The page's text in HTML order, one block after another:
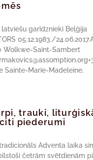
garīdznieki Beļģija
05.12.1983./
Wolkwe-Saint-Sambert
Sainte-Marie-Madeleine,
trauki,
piederumi
Adventa laika
četrām svētdienām